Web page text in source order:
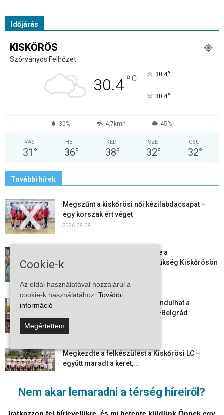
Nem akar lemaradni a térség híreiről?
Időjárás
KISKŐRÖS
Szórványos Felhőzet
30.4°C 30.4°
30.4°
30% 4.7kmh 45%
VAS
31 °
HÉT
36°
KED
38°
SZE
32°
CSÜ
32°
További hírek
Megszűnt a kiskőrösi női kézilabdacsapat –
egy korszak ért véget
2026-08-08
Aktuális állásajánlatok: ezekre a
munkavállalókra van most szükség Kiskőrösön
2026-08-07
Vitézy Dávid: már ősszel újraindulhat a
személyszállítás a Budapest–Belgrád
2026-08-06
Megkezdte a felkészülést a Kiskőrösi LC –
együtt maradt a keret,...
szabadulni a kontinens a...
Cookie-k
Az oldal használatával hozzájárul a
cookie-k használatához. További
információ
Megértettem